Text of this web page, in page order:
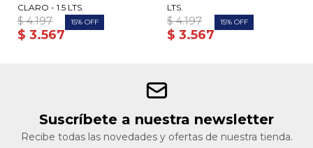
CLARO - 1.5 LTS.
$ 3.567
$ 4.197 15
LTS.
$ 3.567
$ 4.197 15
Suscríbete a nuestra newsletter
Recibe todas las novedades y ofertas de nuestra tienda.